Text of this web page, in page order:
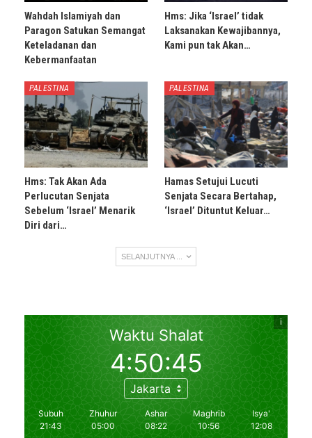
Wahdah Islamiyah dan
Paragon Satukan Semangat
Keteladanan dan
Kebermanfaatan
Hms: Jika ‘Israel’ tidak
Laksanakan Kewajibannya,
Kami pun tak Akan…
PALESTINA
Hms: Tak Akan Ada
Perlucutan Senjata
Sebelum ‘Israel’ Menarik
Diri dari…
PALESTINA
Hamas Setujui Lucuti
Senjata Secara Bertahap,
‘Israel’ Dituntut Keluar…
SELANJUTNYA ...